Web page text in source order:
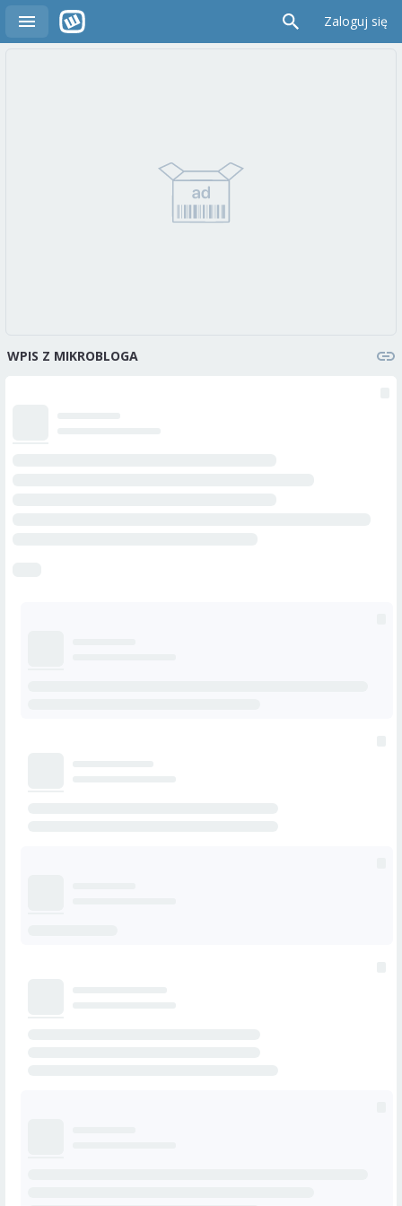
Zaloguj się
WPIS Z MIKROBLOGA